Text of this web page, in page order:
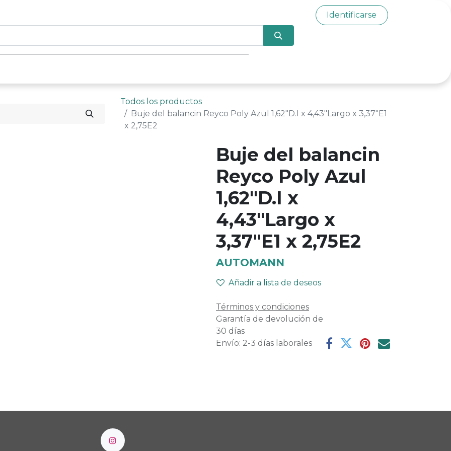
Identificarse
Todos los productos
Buje del balancin Reyco Poly Azul 1,62"D.I x 4,43"Largo x 3,37"E1
x 2,75E2
Buje del balancin
Reyco Poly Azul
1,62"D.I x
4,43"Largo x
3,37"E1 x 2,75E2
AUTOMANN
Añadir a lista de deseos
Términos y condiciones
Garantía de devolución de
30 días
Envío: 2-3 días laborales